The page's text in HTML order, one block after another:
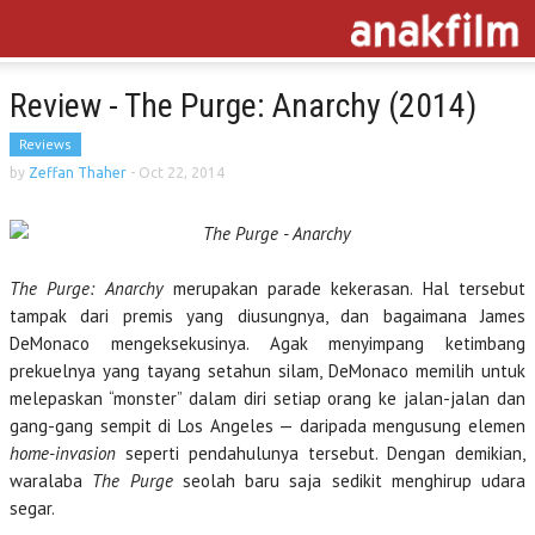
Review - The Purge: Anarchy (2014)
Reviews
by Zeffan Thaher - Oct 22, 2014
The Purge: Anarchymerupakan parade kekerasan. Hal tersebut
tampak dari premis yang diusungnya, dan bagaimana James
DeMonaco mengeksekusinya. Agak menyimpang ketimbang
prekuelnya yang tayang setahun silam, DeMonaco memilih untuk
melepaskan “monster” dalam diri setiap orang ke jalan-jalan dan
gang-gang sempit di Los Angeles — daripada mengusung elemen
home-invasion seperti pendahulunya tersebut. Dengan demikian,
waralaba The Purgeseolah baru saja sedikit menghirup udara
segar.